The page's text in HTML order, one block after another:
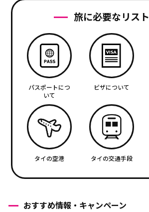
旅に必要なリスト
パスポートにつ
いて
ビザについて
タイの空港 タイの交通手段
おすすめ情報・キャンペーン